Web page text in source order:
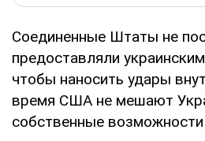
Соединенные Штаты не
предоставляли
чтобы наносить удары
время США не мешают
собственные возможности